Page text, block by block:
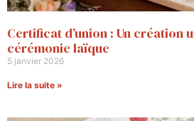
Certificat d’union : Un création
cérémonie laïque
5 janvier 2026
Lire la suite »